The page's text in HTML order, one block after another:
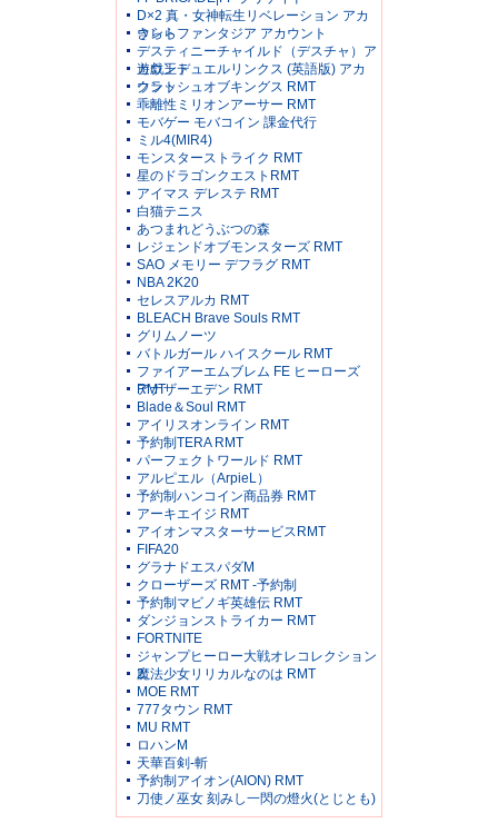
D×2 真・女神転生リベレーション アカ
ウント
きららファンタジア アカウント
デスティニーチャイルド（デスチャ）ア
カウント
遊戯王デュエルリンクス (英語版) アカ
ウント
クラッシュオブキングス RMT
乖離性ミリオンアーサー RMT
モバゲー モバコイン 課金代行
ミル4(MIR4)
モンスターストライク RMT
星のドラゴンクエストRMT
アイマス デレステ RMT
白猫テニス
あつまれどうぶつの森
レジェンドオブモンスターズ RMT
SAO メモリー デフラグ RMT
NBA 2K20
セレスアルカ RMT
BLEACH Brave Souls RMT
グリムノーツ
バトルガール ハイスクール RMT
ファイアーエムブレム FE ヒーローズ
RMT
アナザーエデン RMT
Blade＆Soul RMT
アイリスオンライン RMT
予約制TERA RMT
パーフェクトワールド RMT
アルピエル（ArpieL）
予約制ハンコイン商品券 RMT
アーキエイジ RMT
アイオンマスターサービスRMT
FIFA20
グラナドエスパダM
クローザーズ RMT -予約制
予約制マビノギ英雄伝 RMT
ダンジョンストライカー RMT
FORTNITE
ジャンプヒーロー大戦オレコレクション
2
魔法少女リリカルなのは RMT
MOE RMT
777タウン RMT
MU RMT
ロハンM
天華百剣-斬
予約制アイオン(AION) RMT
刀使ノ巫女 刻みし一閃の燈火(とじとも)